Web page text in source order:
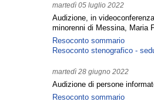
martedì 05 luglio 2022
Audizione, in
minorenni di Messina, Maria
Resoconto sommario
Resoconto stenografico -
martedì 28 giugno 2022
Audizione di persone
Resoconto sommario